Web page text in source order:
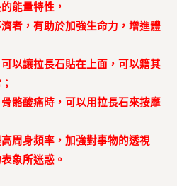
能量特性，
者，有助於加強生命力，增進體
以讓拉長石貼在上面，可以籍其
骼酸痛時，可以用拉長石來按摩
周身頻率，加強對事物的透視
象所迷惑。